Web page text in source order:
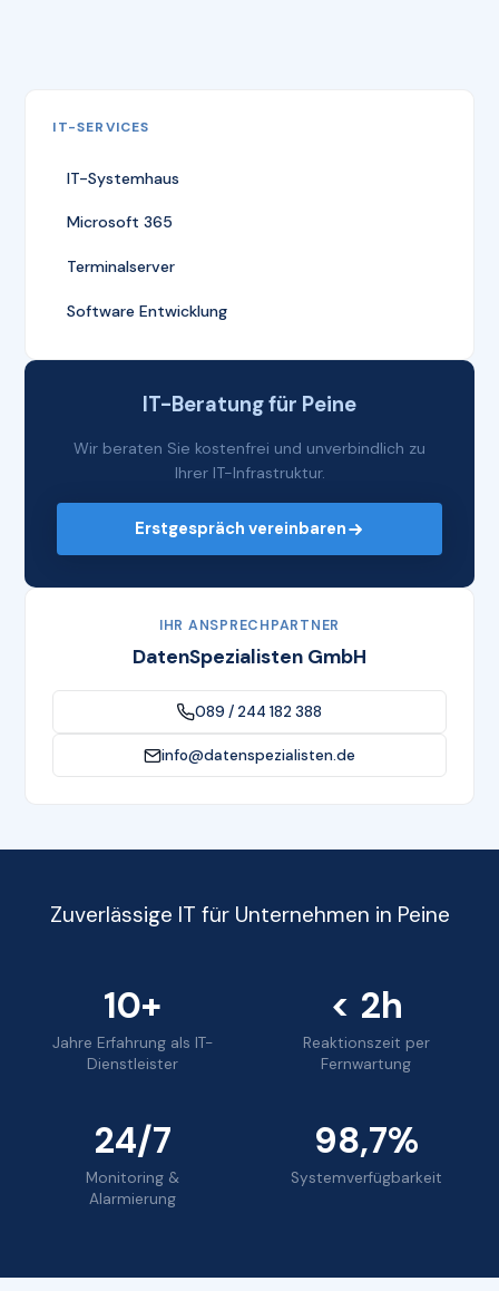
IT-SERVICES
IT-Systemhaus
Microsoft 365
Terminalserver
Software Entwicklung
IT-Beratung für Peine
Wir beraten Sie kostenfrei und unverbindlich zu
Ihrer IT-Infrastruktur.
Erstgespräch vereinbaren
IHR ANSPRECHPARTNER
DatenSpezialisten GmbH
089 / 244 182 388
info@datenspezialisten.de
Zuverlässige IT für Unternehmen in Peine
10+
Jahre Erfahrung als IT-
Dienstleister
< 2h
Reaktionszeit per
Fernwartung
24/7
Monitoring &
Alarmierung
98,7%
Systemverfügbarkeit